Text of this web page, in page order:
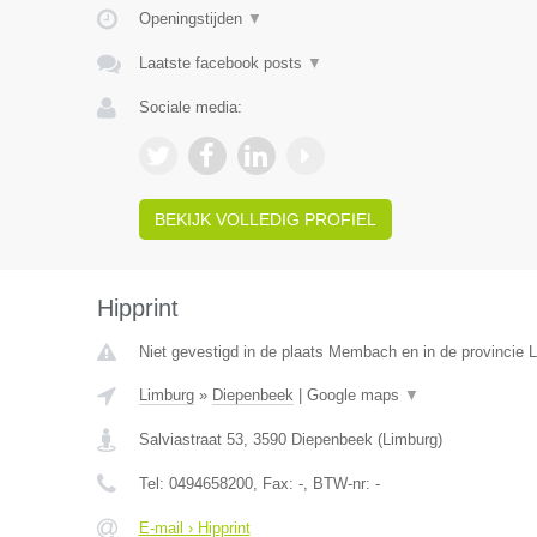
Openingstijden ▼
Laatste facebook posts ▼
Sociale media:
BEKIJK VOLLEDIG PROFIEL
Hipprint
Niet gevestigd in de plaats Membach en in de provincie
Limburg» Diepenbeek| Google maps ▼
Salviastraat 53, 3590 Diepenbeek(Limburg)
Tel: 0494658200, Fax: -, BTW-nr: -
E-mail › Hipprint